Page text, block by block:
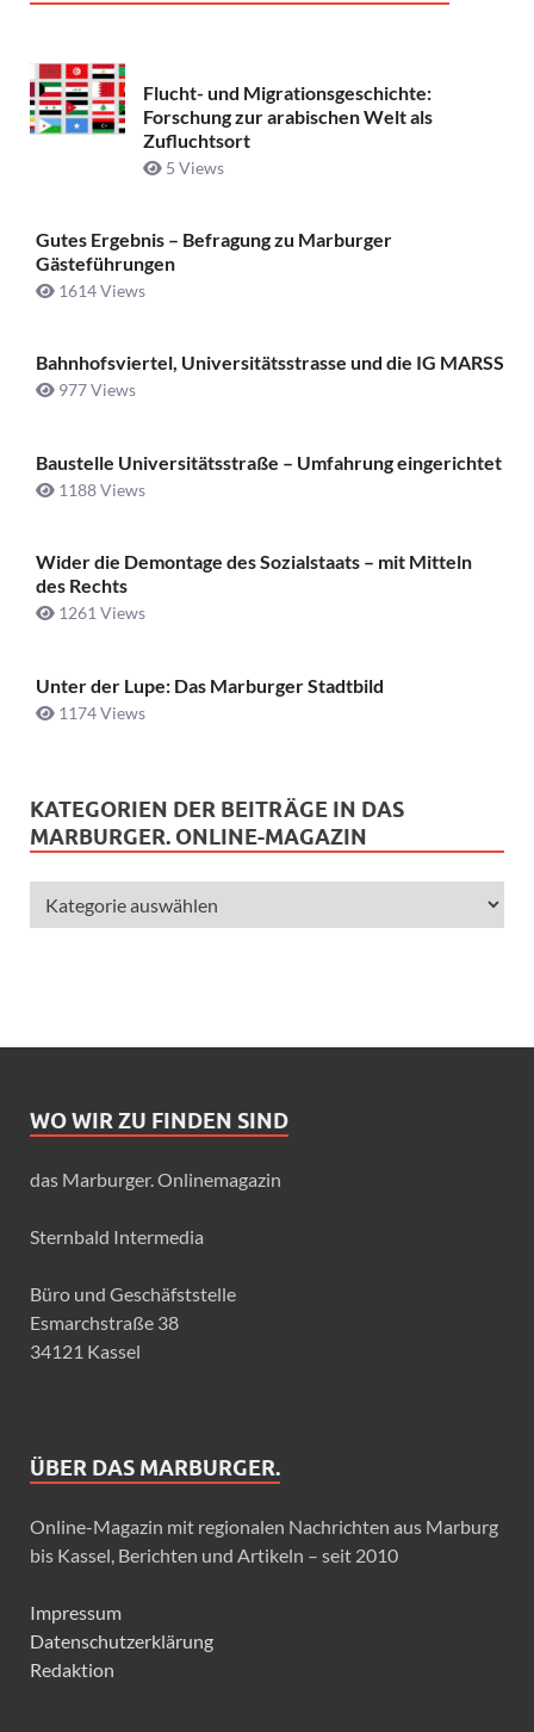
Flucht- und Migrationsgeschichte:
Forschung zur arabischen Welt als
Zufluchtsort
5 Views
Gutes Ergebnis – Befragung zu Marburger
Gästeführungen
1614 Views
Bahnhofsviertel, Universitätsstrasse und die IG MARSS
977 Views
Baustelle Universitätsstraße ­– Umfahrung eingerichtet
1188 Views
Wider die Demontage des Sozialstaats – mit Mitteln
des Rechts
1261 Views
Unter der Lupe: Das Marburger Stadtbild
1174 Views
KATEGORIEN DER BEITRÄGE IN DAS
MARBURGER. ONLINE-MAGAZIN
WO WIR ZU FINDEN SIND
das Marburger. Onlinemagazin
Sternbald Intermedia
Büro und Geschäfststelle
Esmarchstraße 38
34121 Kassel
ÜBER DAS MARBURGER.
Online-Magazin mit regionalen Nachrichten aus Marburg
bis Kassel, Berichten und Artikeln – seit 2010
Impressum
Datenschutzerklärung
Redaktion